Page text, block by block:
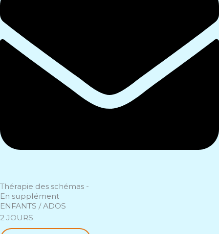
Thérapie des schémas -
En supplément
ENFANTS / ADOS
2 JOURS